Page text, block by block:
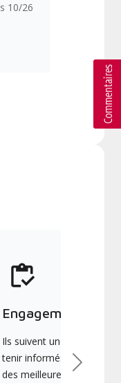
10/26
Engagement
Ils suivent une formation
tenir informés des
des meilleures pratiques
Suivant